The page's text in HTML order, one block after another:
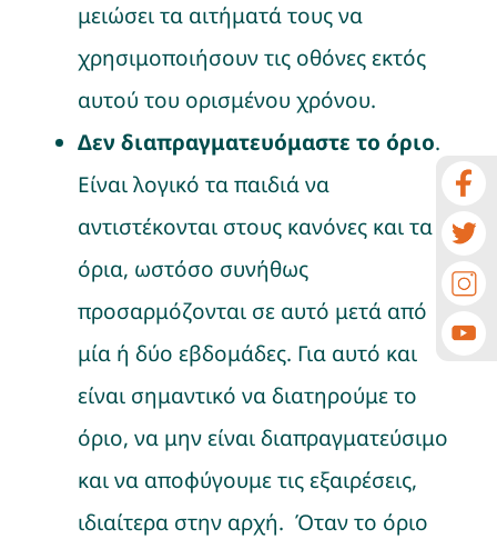
μειώσει τα αιτήματά τους να
χρησιμοποιήσουν τις οθόνες εκτός
αυτού του ορισμένου χρόνου.
Δεν διαπραγματευόμαστε το όριο.
Είναι λογικό τα παιδιά να
αντιστέκονται στους κανόνες και τα
όρια, ωστόσο συνήθως
προσαρμόζονται σε αυτό μετά από
μία ή δύο εβδομάδες. Για αυτό και
είναι σημαντικό να διατηρούμε το
όριο, να μην είναι διαπραγματεύσιμο
και να αποφύγουμε τις εξαιρέσεις,
ιδιαίτερα στην αρχή. Όταν το όριο